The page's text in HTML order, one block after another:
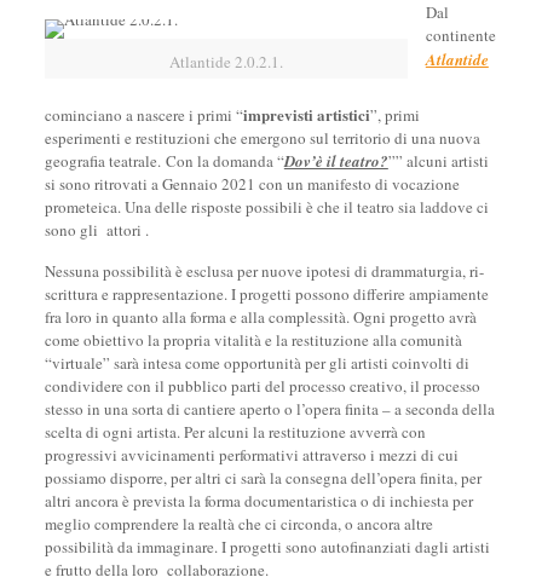
Atlantide 2.0.2.1.
Dal
continente
Atlantide
cominciano a nascere i primi “imprevisti artistici”, primi
esperimenti e restituzioni che emergono sul territorio di una nuova
geografia teatrale. Con la domanda “Dov’è il teatro?”” alcuni artisti
si sono ritrovati a Gennaio 2021 con un manifesto di vocazione
prometeica. Una delle risposte possibili è che il teatro sia laddove ci
sono gli attori .
Nessuna possibilità è esclusa per nuove ipotesi di drammaturgia, ri-
scrittura e rappresentazione. I progetti possono differire ampiamente
fra loro in quanto alla forma e alla complessità. Ogni progetto avrà
come obiettivo la propria vitalità e la restituzione alla comunità
“virtuale” sarà intesa come opportunità per gli artisti coinvolti di
condividere con il pubblico parti del processo creativo, il processo
stesso in una sorta di cantiere aperto o l’opera finita – a seconda della
scelta di ogni artista. Per alcuni la restituzione avverrà con
progressivi avvicinamenti performativi attraverso i mezzi di cui
possiamo disporre, per altri ci sarà la consegna dell’opera finita, per
altri ancora è prevista la forma documentaristica o di inchiesta per
meglio comprendere la realtà che ci circonda, o ancora altre
possibilità da immaginare. I progetti sono autofinanziati dagli artisti
e frutto della loro collaborazione.